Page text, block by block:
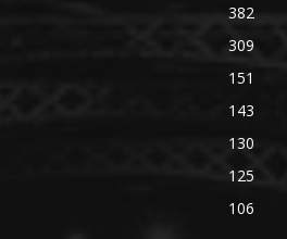
382
309
151
143
130
125
106